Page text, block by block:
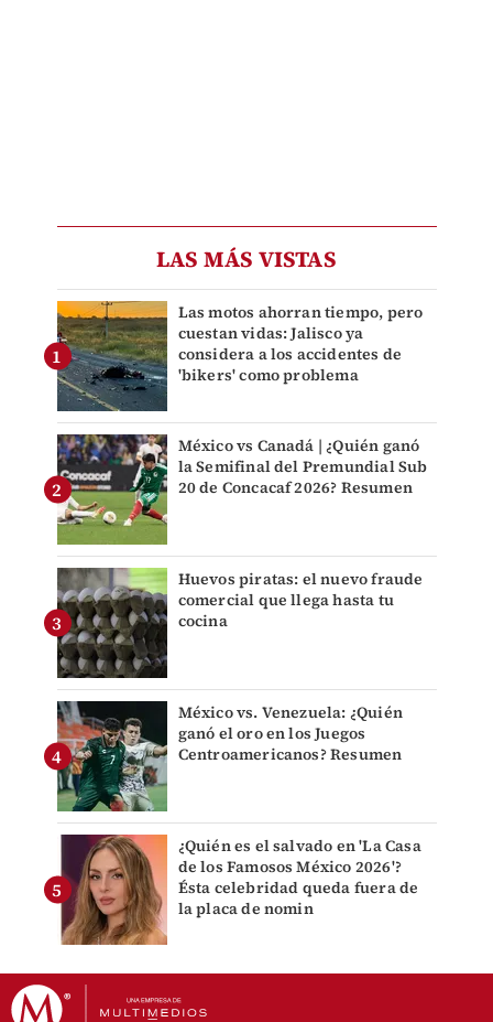
LAS MÁS VISTAS
Las motos ahorran tiempo, pero
cuestan vidas: Jalisco ya
considera a los accidentes de
'bikers' como problema
México vs Canadá | ¿Quién ganó
la Semifinal del Premundial Sub
20 de Concacaf 2026? Resumen
Huevos piratas: el nuevo fraude
comercial que llega hasta tu
cocina
México vs. Venezuela: ¿Quién
ganó el oro en los Juegos
Centroamericanos? Resumen
¿Quién es el salvado en 'La Casa
de los Famosos México 2026'?
Ésta celebridad queda fuera de
la placa de nomin